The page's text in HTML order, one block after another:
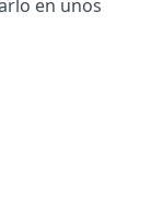
en unos